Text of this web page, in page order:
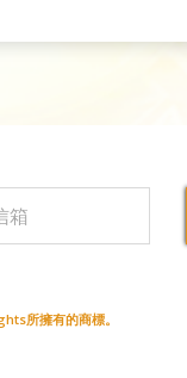
所擁有的商標。